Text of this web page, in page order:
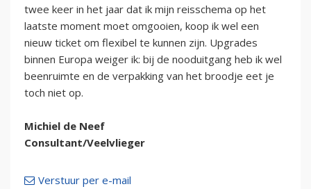
twee keer in het jaar dat ik mijn reisschema op het
laatste moment moet omgooien, koop ik wel een
nieuw ticket om flexibel te kunnen zijn. Upgrades
binnen Europa weiger ik: bij de nooduitgang heb ik wel
beenruimte en de verpakking van het broodje eet je
toch niet op.
Michiel de Neef
Consultant/Veelvlieger
Verstuur per e-mail